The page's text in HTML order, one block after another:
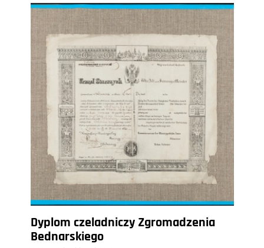
Dyplom czeladniczy Zgromadzenia
Bednarskiego